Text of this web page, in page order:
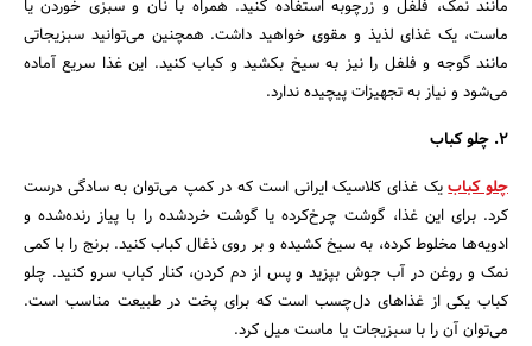
مانند نمک، فلفل و زرچوبه استفاده کنید. همراه با نان و سبزی خوردن یا
ماست، یک غذای لذیذ و مقوی خواهید داشت. همچنین می‌توانید سبزیجاتی
مانند گوجه و فلفل را نیز به سیخ بکشید و کباب کنید. این غذا سریع آماده
می‌شود و نیاز به تجهیزات پیچیده ندارد.
2. چلو کباب
چلو کبابیک غذای کلاسیک ایرانی است که در کمپ می‌توان به سادگی درست
کرد. برای این غذا، گوشت چرخ‌کرده یا گوشت خردشده را با پیاز رنده‌شده و
ادویه‌ها مخلوط کرده، به سیخ کشیده و بر روی ذغال کباب کنید. برنج را با کمی
نمک و روغن در آب جوش بپزید و پس از دم کردن، کنار کباب سرو کنید. چلو
کباب یکی از غذاهای دل‌چسب است که برای پخت در طبیعت مناسب است.
می‌توان آن را با سبزیجات یا ماست میل کرد.